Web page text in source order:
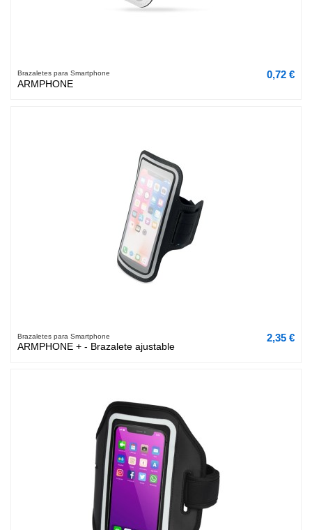
Brazaletes para Smartphone
ARMPHONE
0,72 €
Brazaletes para Smartphone
ARMPHONE + - Brazalete ajustable
2,35 €